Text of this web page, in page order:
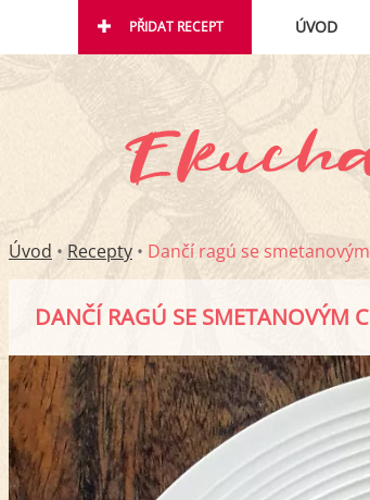
PŘIDAT RECEPT ÚVOD
Úvod • Recepty • Dančí ragú se
DANČÍ RAGÚ SE SMETANOVÝM